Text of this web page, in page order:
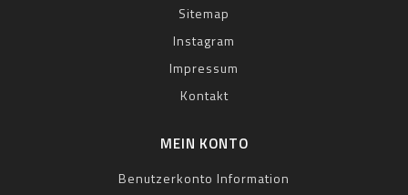
Sitemap
Instagram
Impressum
Kontakt
MEIN KONTO
Benutzerkonto Information